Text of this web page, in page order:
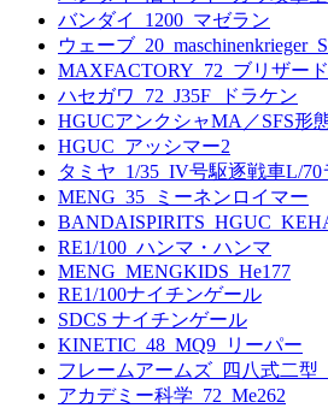
バンダイ_1200_マゼラン
ウェーブ
MAXFACTORY_72_ブリザー
ハセガワ_72_J35F_ドラケン
HGUCアンクシャMA／SFS形
HGUC_アッシマー2
タミヤ_1/35_IV号駆逐戦車L/70
MENG_35_ミーネンロイマー
RE1/100_ハンマ・ハンマ
MENG_MENGKIDS_He177
RE1/100ナイチンゲール
SDCS ナイチンゲール
KINETIC_48_MQ9_リーパー
フレームアームズ_四八式二
アカデミー科学_72_Me262